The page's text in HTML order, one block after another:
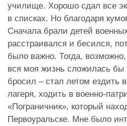
училище. Хорошо сдал все
в списках. Но благодаря
Сначала брали детей
расстраивался и бесился,
было важно. Тогда,
вся моя жизнь сложилась бы
бросил – стал летом ездить
лагеря, ходить в военно-
«Пограничник», который
Первоуральске. Мне было